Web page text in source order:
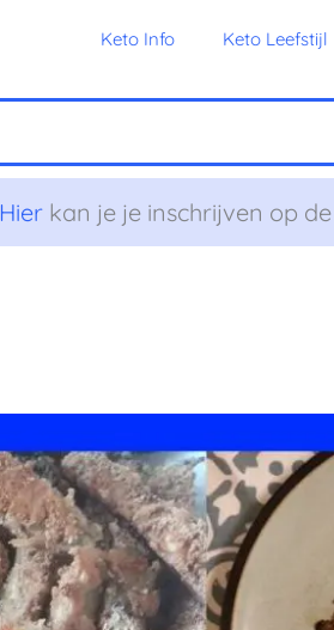
Keto Info Keto Leefstijl
Hierkan je je inschrijven op